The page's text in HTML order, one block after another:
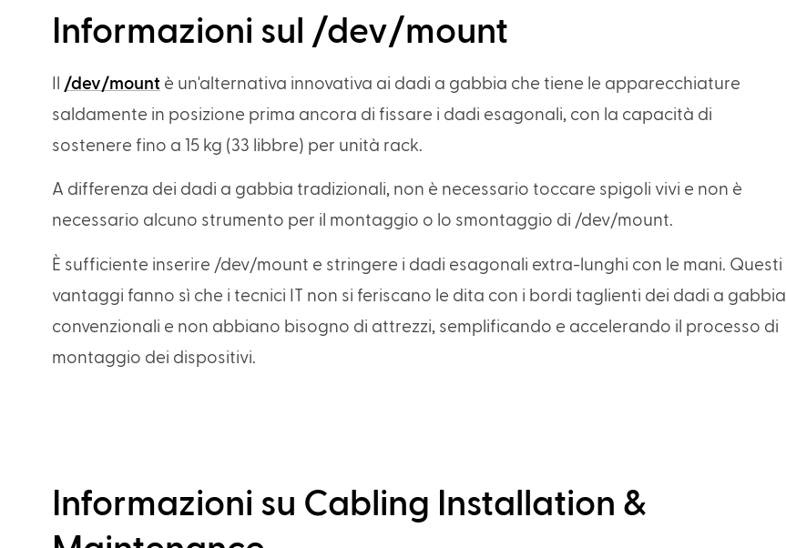
Informazioni sul /dev/mount
/dev/mount è un'alternativa innovativa ai dadi a gabbia che tiene le apparecchiature
saldamente in posizione prima ancora di fissare i dadi esagonali, con la capacità di
sostenere fino a 15 kg (33 libbre) per unità rack.
A differenza dei dadi a gabbia tradizionali, non è necessario toccare spigoli vivi e non è
necessario alcuno strumento per il montaggio o lo smontaggio di /dev/mount.
È sufficiente inserire /dev/mount e stringere i dadi esagonali extra-lunghi con le mani. Questi
vantaggi fanno sì che i tecnici IT non si feriscano le dita con i bordi taglienti dei dadi a gabbia
convenzionali e non abbiano bisogno di attrezzi, semplificando e accelerando il processo di
montaggio dei dispositivi.
Informazioni su Cabling Installation &